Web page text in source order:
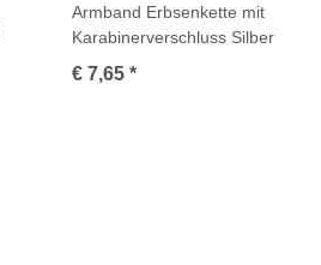
Armband Erbsenkette mit
Karabinerverschluss Silber
€ 7,65 *